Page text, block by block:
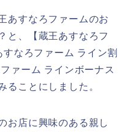
あすなろファームのお
と、【蔵王あすなろフ
なろファーム ライン割
ァーム ラインボーナス
ることにしました。
お店に興味のある親し